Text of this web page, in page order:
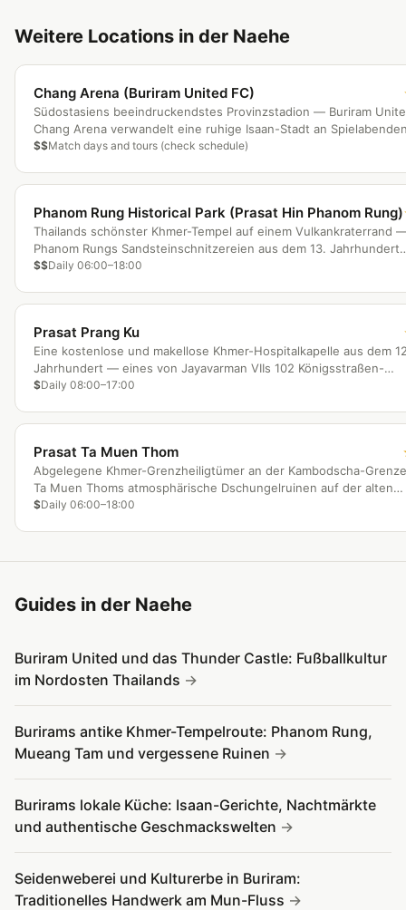
Weitere Locations in der Naehe
Chang Arena (Buriram United FC)
Südostasiens beeindruckendstes Provinzstadion — Buriram
Chang Arena verwandelt eine ruhige Isaan-Stadt an
Thailands Fußballhauptstadt.
$$Match days and tours (check schedule)
Phanom Rung Historical Park (Prasat Hin Phanom Rung)
Thailands schönster Khmer-Tempel auf einem Vulkankraterrand
Phanom Rungs Sandsteinschnitzereien aus dem 13. Jahrhundert
rivalisieren mit Angkor, mit Sonnenausrichtungs-Spektakel
$$Daily 06:00–18:00
Prasat Prang Ku
Eine kostenlose und makellose Khmer-Hospitalkapelle aus dem
Jahrhundert — eines von Jayavarman VIIs 102 Königsstraßen-
Heiligtümern, mit Original-Sturzsimsen und lotusgefülltem
$Daily 08:00–17:00
Prasat Ta Muen Thom
Abgelegene Khmer-Grenzheiligtümer an der Kambodscha-
Ta Muen Thoms atmosphärische Dschungelruinen auf der alten
Königsstraße werden von kaum einem Touristen besucht.
$Daily 06:00–18:00
Guides in der Naehe
Buriram United und das Thunder Castle: Fußballkultur
im Nordosten Thailands
Burirams antike Khmer-Tempelroute: Phanom Rung,
Mueang Tam und vergessene Ruinen
Burirams lokale Küche: Isaan-Gerichte, Nachtmärkte
und authentische Geschmackswelten
Seidenweberei und Kulturerbe in Buriram:
Traditionelles Handwerk am Mun-Fluss